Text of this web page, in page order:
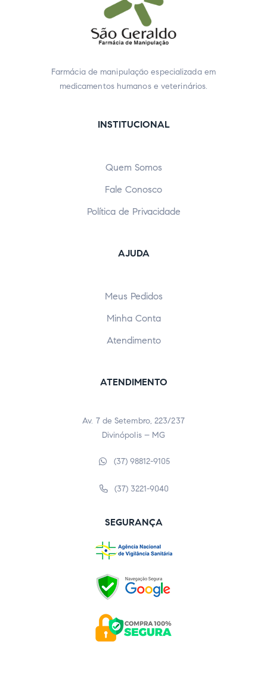
Farmácia de manipulação especializada em
medicamentos humanos e veterinários.
INSTITUCIONAL
Quem Somos
Fale Conosco
Política de Privacidade
AJUDA
Meus Pedidos
Minha Conta
Atendimento
ATENDIMENTO
Av. 7 de Setembro, 223/237
Divinópolis – MG
(37) 98812-9105
(37) 3221-9040
SEGURANÇA